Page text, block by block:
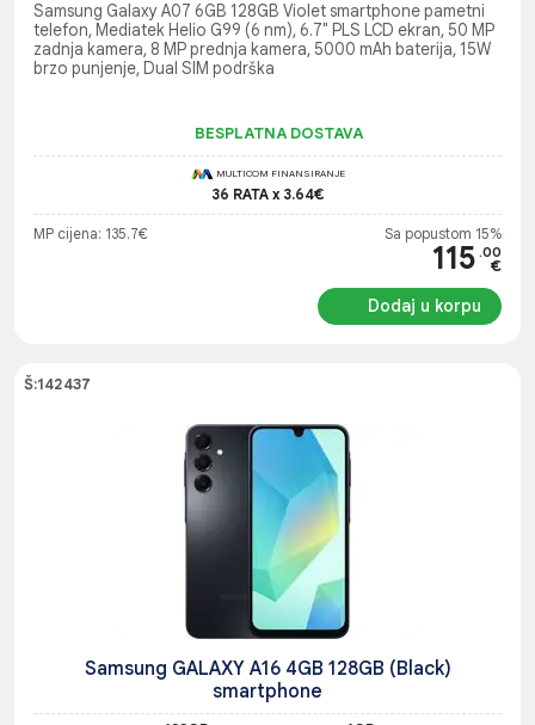
Samsung Galaxy A07 6GB 128GB Violet smartphone pametni
telefon, Mediatek Helio G99 (6 nm), 6.7" PLS LCD ekran, 50 MP
zadnja kamera, 8 MP prednja kamera, 5000 mAh baterija, 15W
brzo punjenje, Dual SIM podrška
BESPLATNA DOSTAVA
MULTICOM FINANSIRANJE
36 RATA x 3.64€
MP cijena: 135.7€ Sa popustom 15%
115 .00
€
Dodaj u korpu
Š:142437
Samsung GALAXY A16 4GB 128GB (Black)
smartphone